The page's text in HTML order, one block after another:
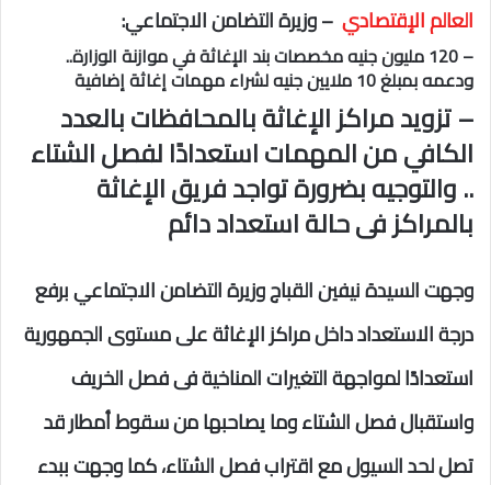
العالم الإقتصادي – وزيرة التضامن الاجتماعي:
– 120 مليون جنيه مخصصات بند الإغاثة في موازنة الوزارة..
ودعمه بمبلغ 10 ملايين جنيه لشراء مهمات إغاثة إضافية
– تزويد مراكز الإغاثة بالمحافظات بالعدد
الكافي من المهمات استعدادًا لفصل الشتاء
.. والتوجيه بضرورة تواجد فريق الإغاثة
بالمراكز فى حالة استعداد دائم
وجهت السيدة نيفين القباج وزيرة التضامن الاجتماعي برفع
درجة الاستعداد داخل مراكز الإغاثة على مستوى الجمهورية
استعدادًا لمواجهة التغيرات المناخية فى فصل الخريف
واستقبال فصل الشتاء وما يصاحبها من سقوط أمطار قد
تصل لحد السيول مع اقتراب فصل الشتاء، كما وجهت ببدء